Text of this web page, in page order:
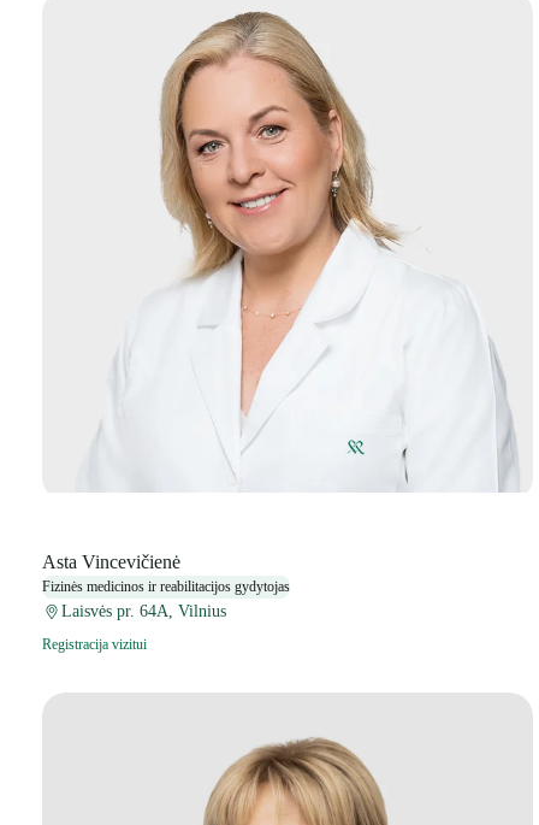
Asta Vincevičienė
Fizinės medicinos ir reabilitacijos gydytojas
Laisvės pr. 64A, Vilnius
Registracija vizitui